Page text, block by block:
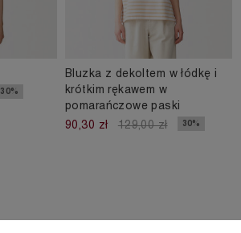
30%
Bluzka z dekoltem w łódkę i
krótkim rękawem w
pomarańczowe paski
90,30 zł
129,00 zł 30%